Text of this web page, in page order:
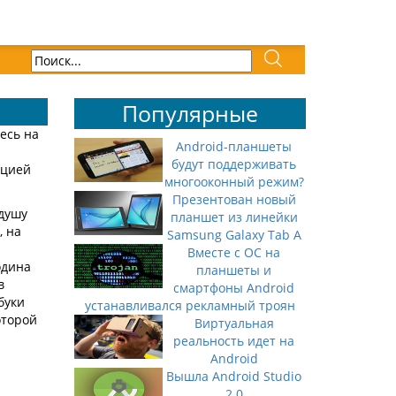
на
на
Популярные
Android-планшеты
будут поддерживать
многооконный режим?
Презентован новый
планшет из линейки
Samsung Galaxy Tab A
Вместе с ОС на
планшеты и
смартфоны Android
устанавливался рекламный троян
Виртуальная
реальность идет на
Android
Вышла Android Studio